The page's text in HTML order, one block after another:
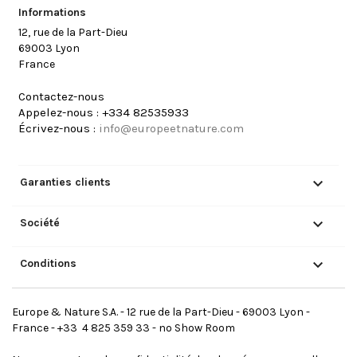
Informations
12, rue de la Part-Dieu
69003 Lyon
France
Contactez-nous
Appelez-nous : +334 82535933
Écrivez-nous : info@europeetnature.com
Garanties clients 
Société 
Conditions 
Europe & Nature S.A. - 12 rue de la Part-Dieu - 69003 Lyon -
France - +33 4 825 359 33 - no Show Room